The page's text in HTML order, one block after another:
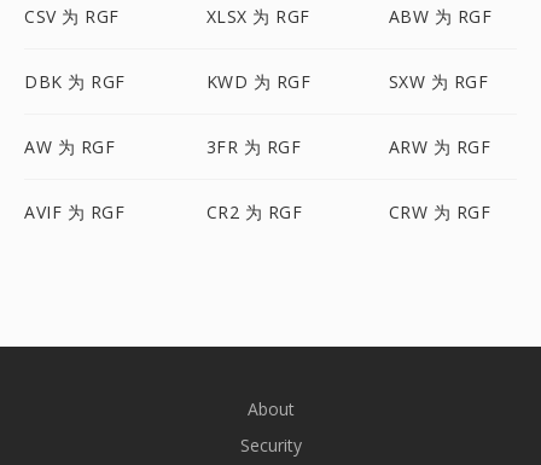
CSV 为 RGF XLSX 为 RGF ABW 为 RGF
DBK 为 RGF KWD 为 RGF SXW 为 RGF
AW 为 RGF 3FR 为 RGF ARW 为 RGF
AVIF 为 RGF CR2 为 RGF CRW 为 RGF
About
Security